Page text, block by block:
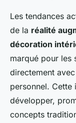
Les tendances
de la réalité
décoration
marqué pour les
directement
personnel. Cette
développer,
concepts